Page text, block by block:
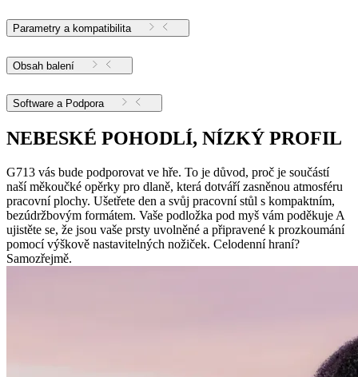
Parametry a kompatibilita
Obsah balení
Software a Podpora
NEBESKÉ POHODLÍ, NÍZKÝ PROFIL
G713 vás bude podporovat ve hře. To je důvod, proč je součástí
naší měkoučké opěrky pro dlaně, která dotváří zasněnou atmosféru
pracovní plochy. Ušetřete den a svůj pracovní stůl s kompaktním,
bezúdržbovým formátem. Vaše podložka pod myš vám poděkuje A
ujistěte se, že jsou vaše prsty uvolněné a připravené k prozkoumání
pomocí výškově nastavitelných nožiček. Celodenní hraní?
Samozřejmě.